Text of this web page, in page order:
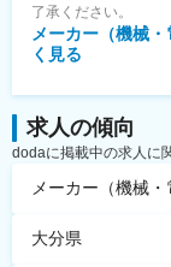
了承ください。
メーカー（機械
く見る
求人の傾向
dodaに掲載中の求人に
メーカー（機械
大分県